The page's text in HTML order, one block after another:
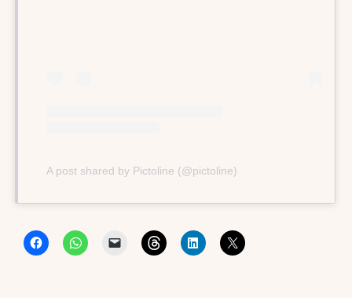
A post shared by Pictoline (@pictoline)